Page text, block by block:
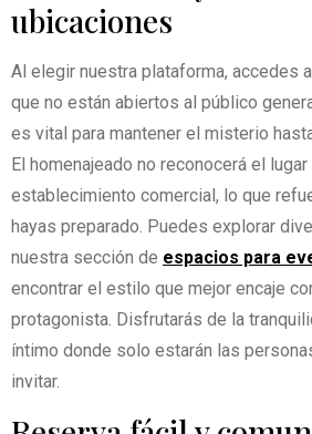
ubicaciones
Al elegir nuestra plataforma, accedes
que no están abiertos al público
es vital para mantener el misterio
El homenajeado no reconocerá el lugar
establecimiento comercial, lo que
hayas preparado. Puedes explorar
nuestra sección de espacios para
encontrar el estilo que mejor encaje
protagonista. Disfrutarás de la
íntimo donde solo estarán las
invitar.